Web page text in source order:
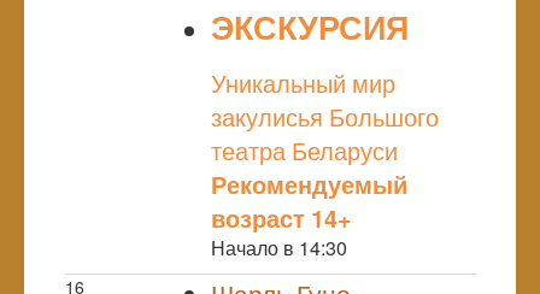
ЭКСКУРСИЯ
Уникальный мир
закулисья Большого
театра Беларуси
Рекомендуемый
возраст 14+
Начало в 14:30
16